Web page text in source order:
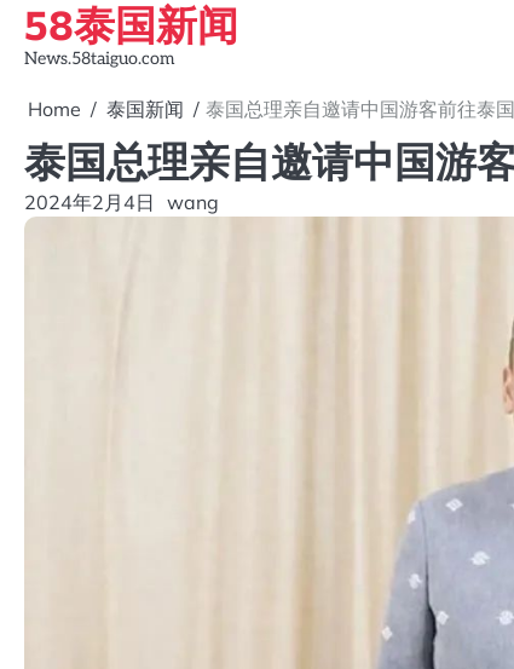
Skip
content
58泰国新闻
News.58taiguo.com
Home 泰国新闻 泰国总理亲自邀请中国游客前往泰
泰国总理亲自邀请中国游
2024年2月4日 wang